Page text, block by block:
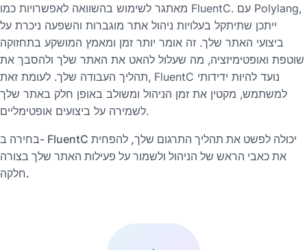
מאתגר לשימוש בהשוואה לאפשרויות כמו FluentC. עם Polylang,
ייתכן שתיתקל בעלויות ניהול אתר מוגברות והשפעה ניכרת על
ביצועי האתר שלך. זה אומר יותר זמן ומאמץ המושקע בתחזוקה
שוטפת ואופטימיזציה, מה שעלול להאט את האתר שלך ולהסבך את
תהליך העבודה שלך. לעומת זאת, FluentC נועד להיות ידידותי
למשתמש, מקטין את זמן הניהול ומשולב באופן חלק באתר שלך
לשמירה על ביצועים אופטימליים.
בחירה ב- FluentC יכולה לפשט את תהליך התרגום שלך, להפחית
את כאבי הראש של הניהול ולשמור על פעילות האתר שלך בצורה
חלקה.